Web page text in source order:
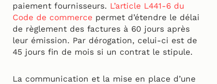
paiement fournisseurs. L’article L441-6 du
Code de commerce permet d’étendre le délai
de règlement des factures à 60 jours après
leur émission. Par dérogation, celui-ci est de
45 jours fin de mois si un contrat le stipule.
La communication et la mise en place d’une